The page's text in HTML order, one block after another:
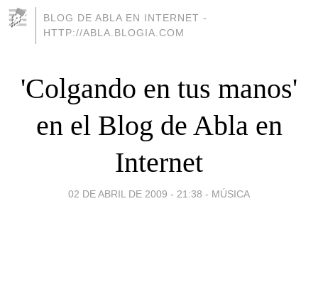
BLOG DE ABLA EN INTERNET -
HTTP://ABLA.BLOGIA.COM
'Colgando en tus manos'
en el Blog de Abla en
Internet
02 DE ABRIL DE 2009 - 21:38 - MÚSICA